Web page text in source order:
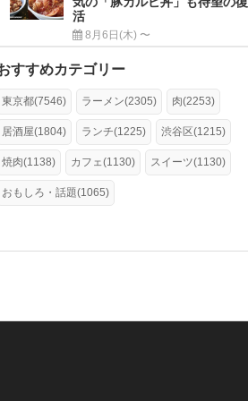
活
8月6日(木) 〜
すすめカテゴリー
東京都(7546) ラーメン(2305) 肉(2253)
居酒屋(1804) ランチ(1225) 渋谷区(1215)
焼肉(1138) カフェ(1130) スイーツ(1130)
おもしろ・話題(1065)